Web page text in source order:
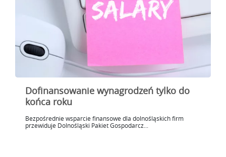
Dofinansowanie wynagrodzeń tylko do
końca roku
Bezpośrednie wsparcie finansowe dla dolnośląskich firm
przewiduje Dolnośląski Pakiet Gospodarcz...